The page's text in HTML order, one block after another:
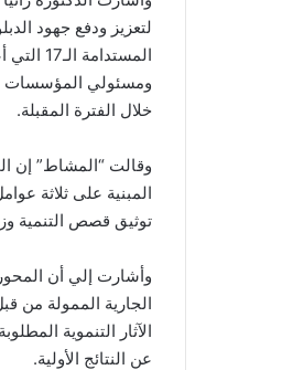
ومسئولي المؤسسات
خلال الفترة المقبلة.
وقالت “المشاط” إن
المبنية على ثلاثة
توثيق قصص التنمية
وأشارت إلي أن
الجارية الممولة من
عن النتائج الأولية.